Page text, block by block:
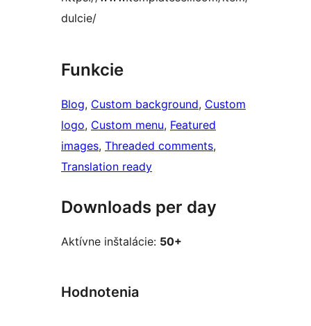
dulcie/
Funkcie
Blog, Custom background, Custom
logo, Custom menu, Featured
images, Threaded comments
Translation ready
Downloads per day
Aktívne inštalácie: 50+
Hodnotenia